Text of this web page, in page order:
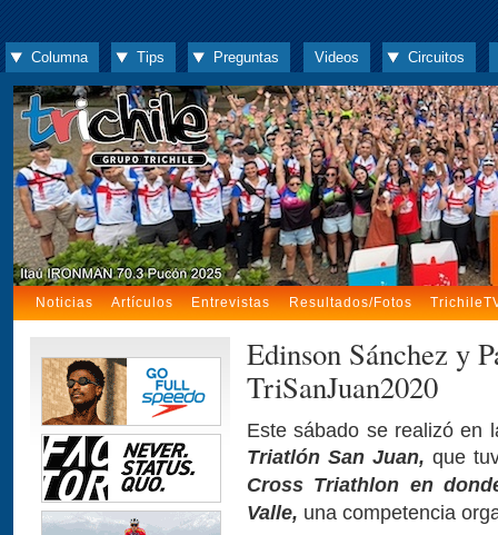
Columna Tips Preguntas Videos Circuitos
Noticias Artículos Entrevistas Resultados/Fotos
Edinson Sánchez y
TriSanJuan2020
Este sábado se realizó en
Triatlón San Juan, que
Cross Triathlon en
Valle, una competencia